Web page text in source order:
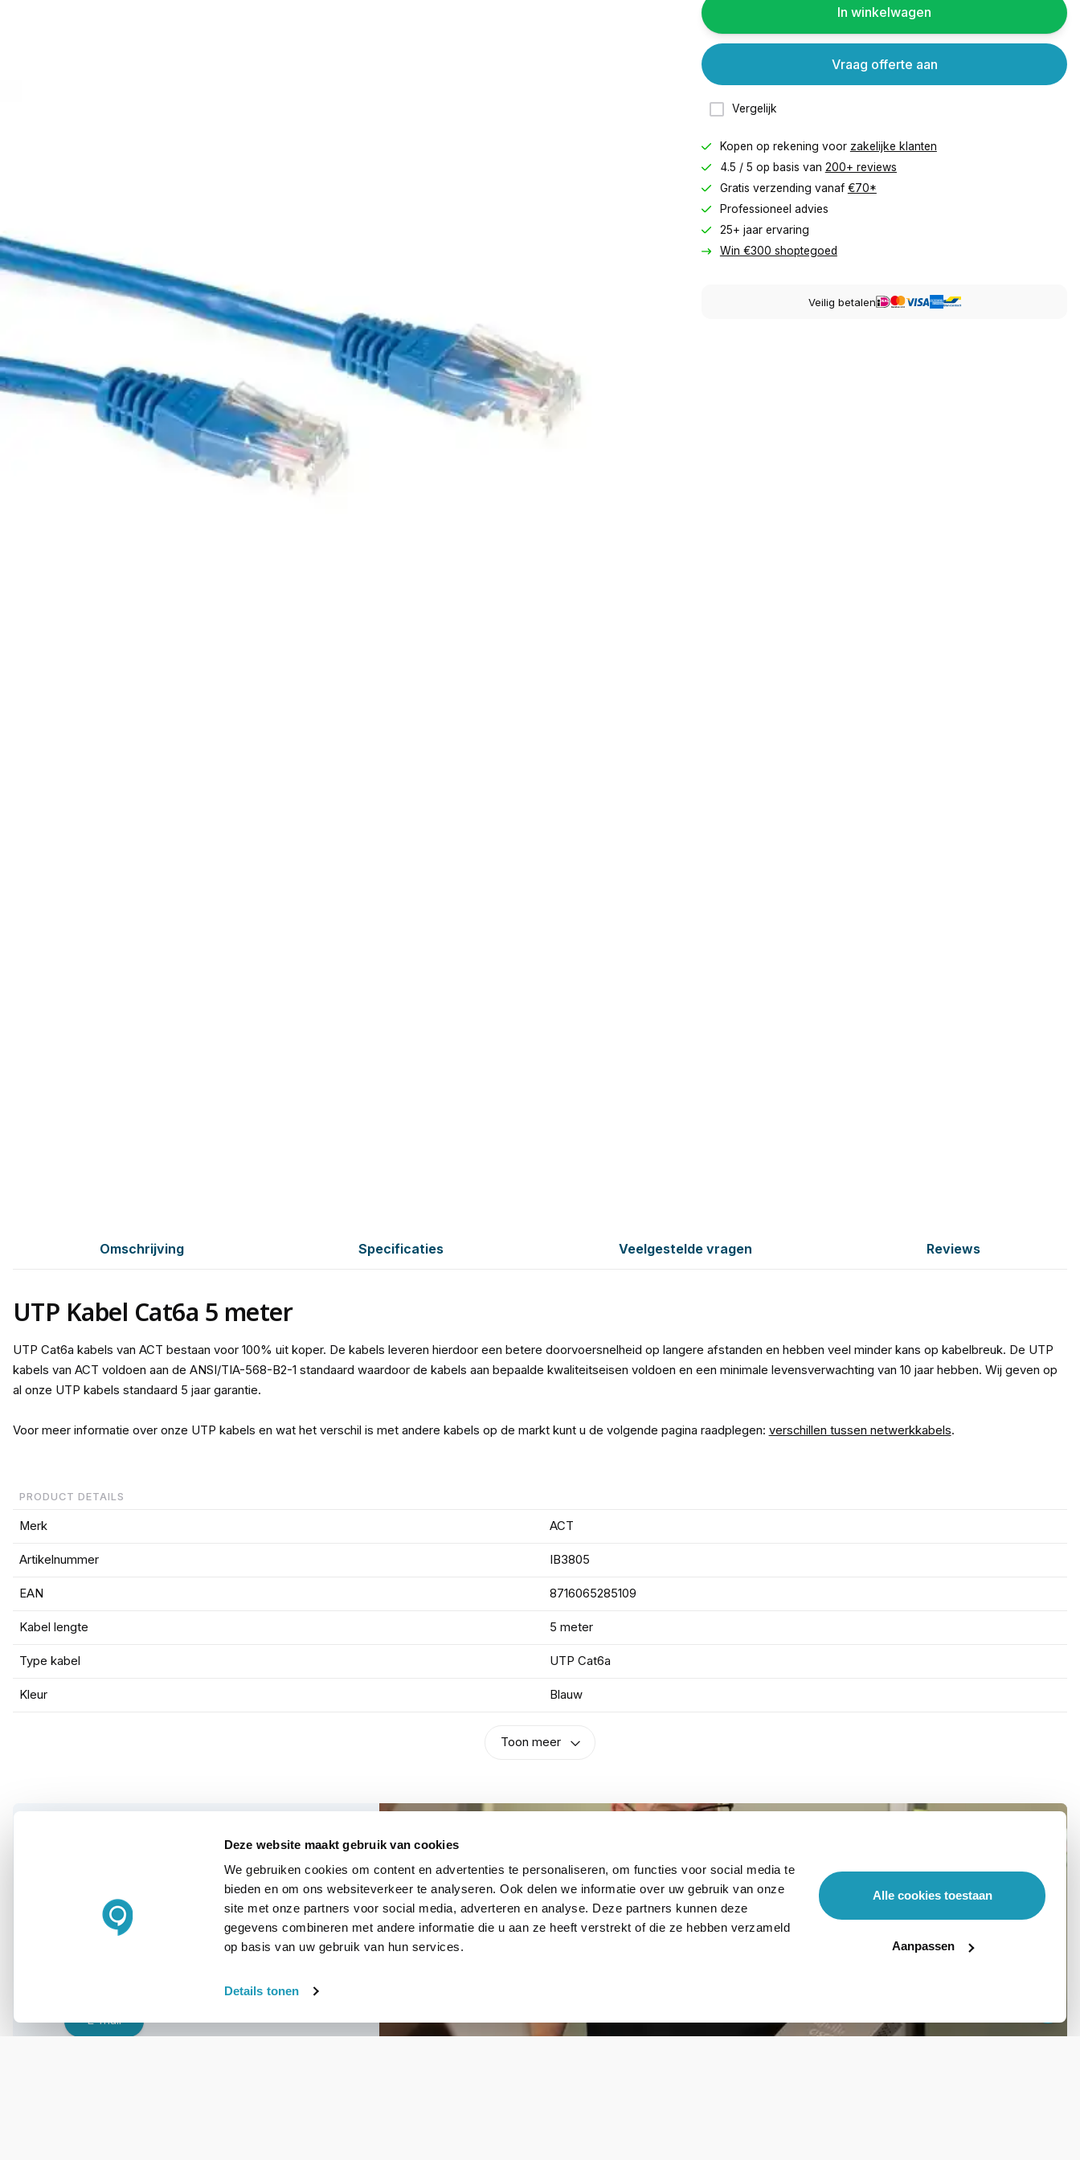
Deze website maakt gebruik van cookies
We gebruiken cookies om content en advertenties te personaliseren, om functies voor social media te
bieden en om ons websiteverkeer te analyseren. Ook delen we informatie over uw gebruik van onze
site met onze partners voor social media, adverteren en analyse. Deze partners kunnen deze
gegevens combineren met andere informatie die u aan ze heeft verstrekt of die ze hebben verzameld
op basis van uw gebruik van hun services.
Details tonen
Alle cookies toestaan
Aanpassen
In winkelwagen
Vergelijk
Vraag offerte aan
Kopen op rekening voor zakelijke klanten
4.5 / 5 op basis van 200+ reviews
Gratis verzending vanaf €70*
Professioneel advies
25+ jaar ervaring
Win €300 shoptegoed
Veilig betalen
Omschrijving Specificaties Veelgestelde vragen Reviews
UTP Kabel Cat6a 5 meter
UTP Cat6a kabels van ACT bestaan voor 100% uit koper. De kabels leveren hierdoor een betere doorvoersnelheid op langere afstanden en hebben veel minder kans op kabelbreuk. De UTP
kabels van ACT voldoen aan de ANSI/TIA-568-B2-1 standaard waardoor de kabels aan bepaalde kwaliteitseisen voldoen en een minimale levensverwachting van 10 jaar hebben. Wij geven op
al onze UTP kabels standaard 5 jaar garantie.
Voor meer informatie over onze UTP kabels en wat het verschil is met andere kabels op de markt kunt u de volgende pagina raadplegen: verschillen tussen netwerkkabels.
PRODUCT DETAILS
Merk ACT
Artikelnummer IB3805
EAN 8716065285109
Kabel lengte 5 meter
Type kabel UTP Cat6a
Kleur Blauw
Toon meer
Vraag het onze
experts!
E-mail